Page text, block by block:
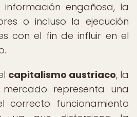
engañosa, la
o incluso la ejecución
con el fin de influir en el
capitalismo austriaco, la
representa una
correcto funcionamiento